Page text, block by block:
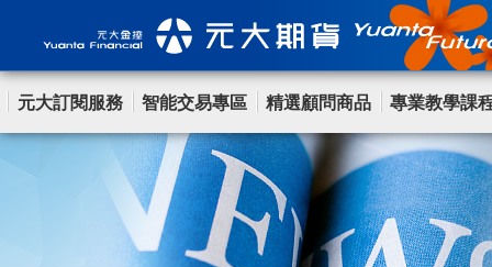
元大訂閱服務 智能交易專區 精選顧問商品 專業教學課